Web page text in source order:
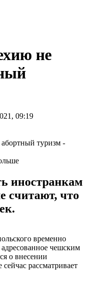
не
09:19
иностранкам
считают, что
временно
чешским
о внесении
рассматривает